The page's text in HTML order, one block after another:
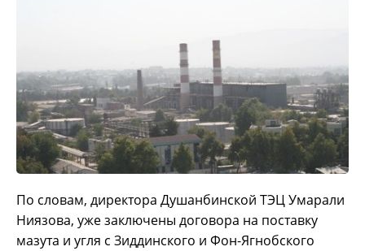
По словам, директора Душанбинской ТЭЦ Умарали
Ниязова, уже заключены договора на поставку
мазута и угля с Зиддинского и Фон-Ягнобского